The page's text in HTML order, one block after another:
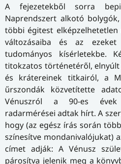
A fejezetekből sorra
Naprendszert alkotó
többi égitest
változásaiba és az ezeket
tudományos kísérletekbe.
titokzatos történetéről, elnyúlt
és krátereinek titkairól, a
űrszondák közvetítette
Vénuszról a 90-es évek
radarmérései adtak hírt. A
hogy (az egész írás során
színesítve mondanivalójukat)
címet adják: A Vénusz
párosítva jelenik meg a